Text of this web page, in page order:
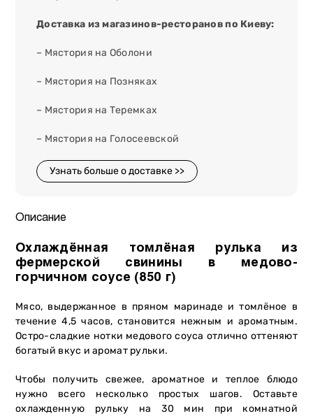
Доставка из магазинов-ресторанов по Киеву:
– Мястория на Оболони
– Мястория на Позняках
– Мястория на Теремках
– Мястория на Голосеевской
Узнать больше о доставке >>
Описание
Охлаждённая томлёная рулька из
фермерской свинины в медово-
горчичном соусе (850 г)
Мясо, выдержанное в пряном маринаде и томлёное в
течение 4,5 часов, становится нежным и ароматным.
Остро-сладкие нотки медового соуса отлично оттеняют
богатый вкус и аромат рульки.
Чтобы получить свежее, ароматное и теплое блюдо
нужно всего несколько простых шагов. Оставьте
охлажденную рульку на 30 мин при комнатной